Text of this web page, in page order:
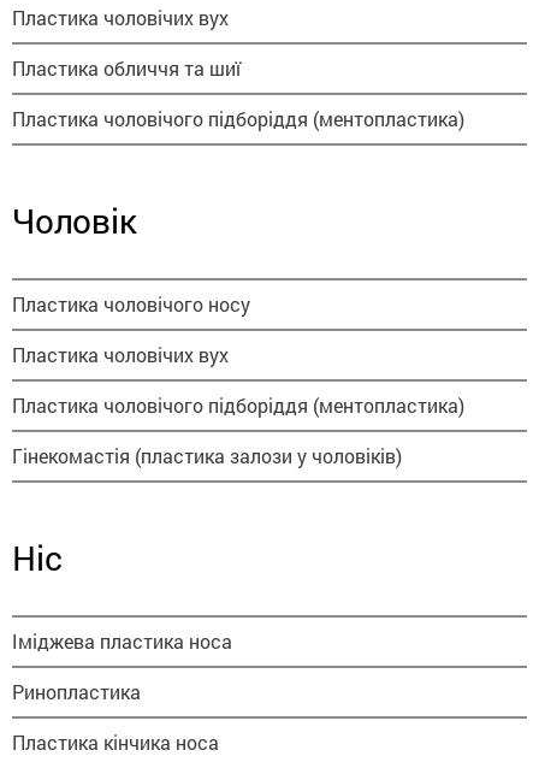
Пластика чоловічих вух
Пластика обличчя та шиї
Пластика чоловічого підборіддя (ментопластика)
Чоловік
Пластика чоловічого носу
Пластика чоловічих вух
Пластика чоловічого підборіддя (ментопластика)
Гінекомастія (пластика залози у чоловіків)
Ніс
Іміджева пластика носа
Ринопластика
Пластика кінчика носа